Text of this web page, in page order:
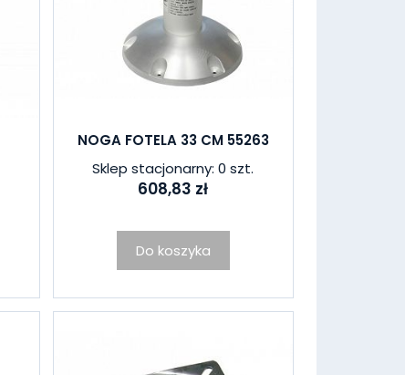
NOGA FOTELA 33 CM 55263
Sklep stacjonarny: 0 szt.
608,83 zł
Do koszyka